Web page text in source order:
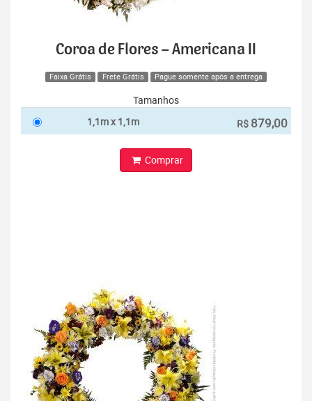
Coroa de Flores – Americana II
Faixa Grátis Frete Grátis Pague somente após a entrega
Tamanhos
1,1m x 1,1m
R$ 879,00
Comprar